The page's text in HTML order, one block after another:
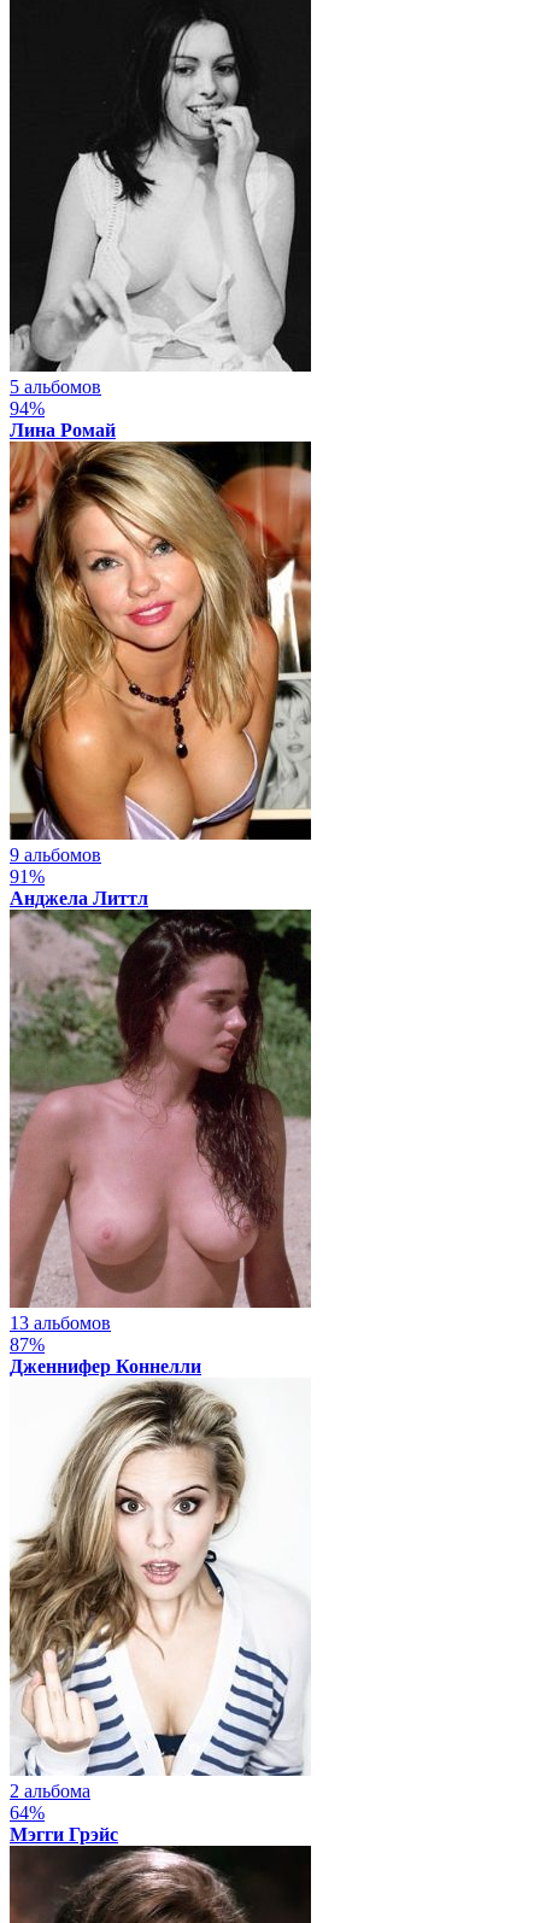
5 альбомов
94%
Лина Ромай
9 альбомов
91%
Анджела Литтл
13 альбомов
87%
Дженнифер Коннелли
2 альбома
64%
Мэгги Грэйс